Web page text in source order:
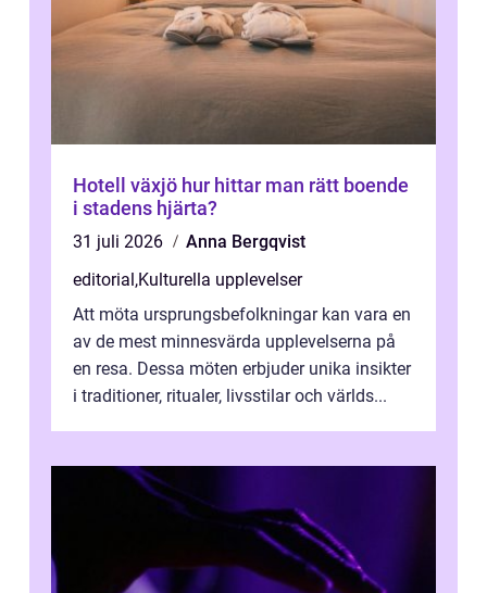
Hotell växjö hur hittar man rätt boende
i stadens hjärta?
31 juli 2026
Anna Bergqvist
editorial ,Kulturella upplevelser
Att möta ursprungsbefolkningar kan vara en
av de mest minnesvärda upplevelserna på
en resa. Dessa möten erbjuder unika insikter
i traditioner, ritualer, livsstilar och världs...